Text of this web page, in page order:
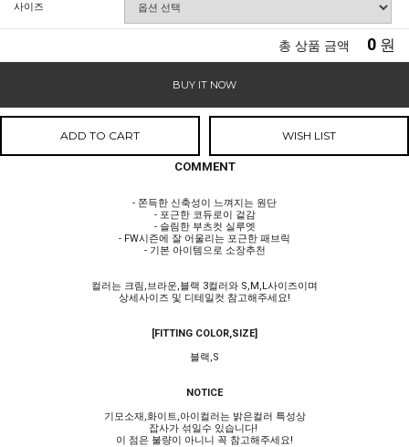
사이즈
총 상품 금액 0 원
BUY IT NOW
ADD TO CART WISH LIST
COMMENT
- 쫀득한 신축성이 느껴지는 원단
- 포근한 코듀로이 겉감
- 슬림한 부츠컷 실루엣
- FW시즌에 잘 어울리는 포근한 패브릭
- 기본 아이템으로 소장추천
컬러는 크림,브라운,블랙 3컬러와 S,M,L사이즈이며
상세사이즈 및 디테일컷 참고해주세요!
[FITTING COLOR,SIZE]
블랙,S
NOTICE
기모소재,화이트,아이컬러는 밝은컬러 특성상
잡사가 섞일수 있습니다!
이 점은 불량이 아니니 꼭 참고해주세요!